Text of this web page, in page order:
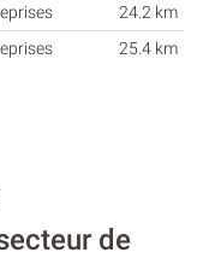
24.2 km
25.4 km
de